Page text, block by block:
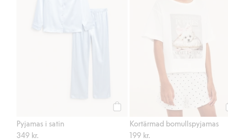
Pyjamas i satin
349 kr.
Kortärmad bomullspyjamas
199 kr.